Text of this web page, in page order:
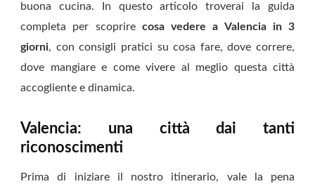
buona cucina. In questo articolo troverai la guida
completa per scoprire cosa vedere a Valencia in 3
giorni, con consigli pratici su cosa fare, dove correre,
dove mangiare e come vivere al meglio questa città
accogliente e dinamica.
Valencia: una città dai tanti
riconoscimenti
Prima di iniziare il nostro itinerario, vale la pena